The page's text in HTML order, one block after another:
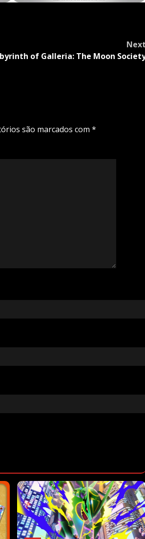
of Galleria: The Moon
são marcados com *